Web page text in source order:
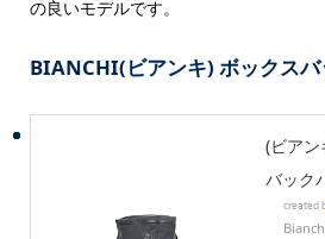
の良いモデルです。
BIANCHI(ビアンキ) ボックスバ
(ビア
バック
created